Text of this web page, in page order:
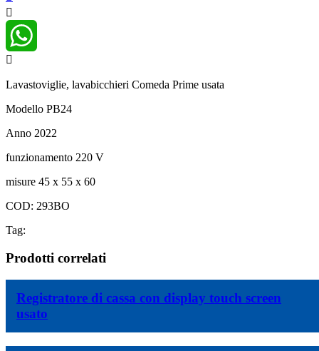
WhatsApp
Lavastoviglie, lavabicchieri Comeda Prime usata
Modello PB24
Anno 2022
funzionamento 220 V
misure 45 x 55 x 60
COD: 293BO
Tag:
Prodotti correlati
Registratore di cassa con display touch screen
usato